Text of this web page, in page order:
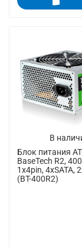
В
Блок питания
BaseTech R2,
1x4pin, 4xSATA,
(BT-400R2)